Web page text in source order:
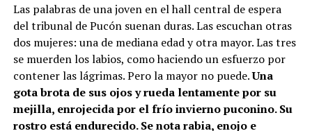
Las palabras de una joven en el hall central de espera
del tribunal de Pucón suenan duras. Las escuchan otras
dos mujeres: una de mediana edad y otra mayor. Las tres
se muerden los labios, como haciendo un esfuerzo por
contener las lágrimas. Pero la mayor no puede.Una
gota brota de sus ojos y rueda lentamente por su
mejilla, enrojecida por el frío invierno puconino. Su
rostro está endurecido. Se nota rabia, enojo e